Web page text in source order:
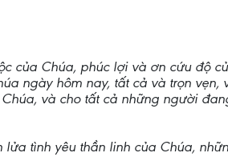
của Chúa, phúc lợi và ơn cứu độ
ngày hôm nay, tất cả và trọn vẹn,
và cho tất cả những người
tình yêu thần linh của Chúa,